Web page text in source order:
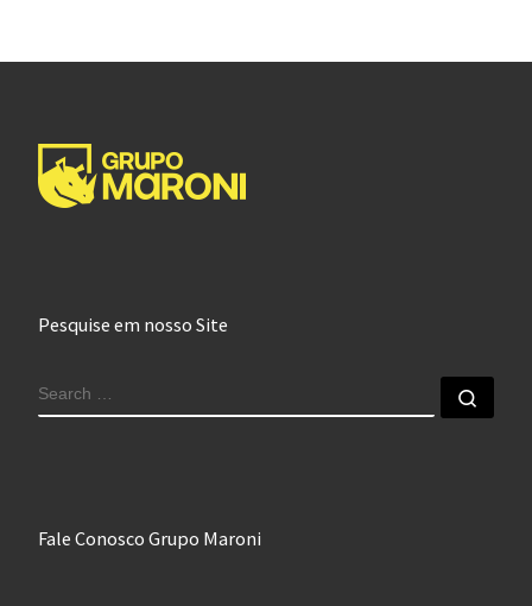
Pesquise em nosso Site
SEARCH
Fale Conosco Grupo Maroni